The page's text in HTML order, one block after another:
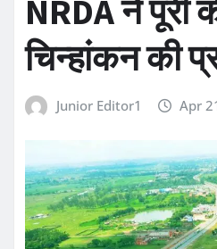
NRDA ने पूरी
चिन्हांकन की
Junior Editor1 Apr